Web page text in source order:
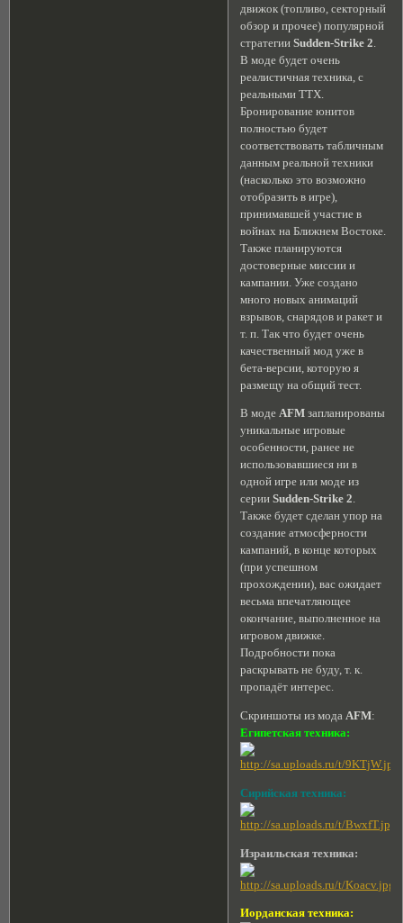
движок (топливо, секторный
обзор и прочее) популярной
стратегииSudden-Strike 2
В моде будет очень
реалистичная техника, с
реальными ТТХ.
Бронирование юнитов
полностью будет
соответствовать табличным
данным реальной техники
(насколько это возможно
отобразить в игре),
принимавшей участие в
войнах на Ближнем Востоке.
Также планируются
достоверные миссии и
кампании. Уже создано
много новых анимаций
взрывов, снарядов и ракет и
т. п. Так что будет очень
качественный мод уже в
бета-версии, которую я
размещу на общий тест.
В модеAFM запланированы
уникальные игровые
особенности, ранее не
использовавшиеся ни в
одной игре или моде из
серииSudden-Strike 2.
Также будет сделан упор на
создание атмосферности
кампаний, в конце которых
(при успешном
прохождении), вас ожидает
весьма впечатляющее
окончание, выполненное на
игровом движке.
Подробности пока
раскрывать не буду, т. к.
пропадёт интерес.
Скриншоты из модаAFM:
Египетская техника:
Сирийская техника:
Израильская техника:
Иорданская техника: